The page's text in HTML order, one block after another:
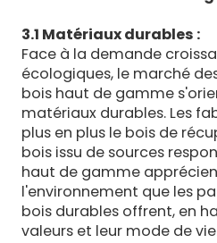
3.1 Matériaux durables :
Face à la demande
écologiques, le marché
bois haut de gamme
matériaux durables. Les
plus en plus le bois de
bois issu de sources
haut de gamme
l'environnement que les
bois durables offrent, en
valeurs et leur mode de